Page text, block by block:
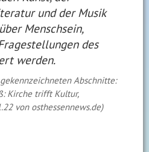
und der Musik
Menschsein,
des
werden.
Abschnitte:
Kirche trifft Kultur,
von osthessennews.de)